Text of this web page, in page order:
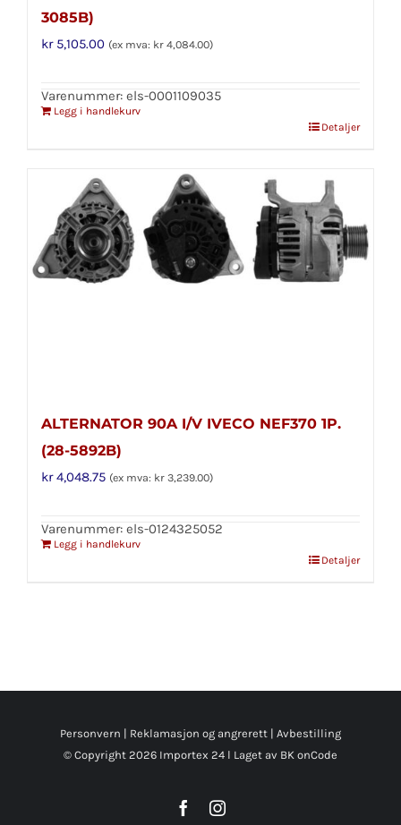
3085B)
kr5,105.00 (ex mva: kr 4,084.00)
Varenummer: els-0001109035
Legg i handlekurv
Detaljer
ALTERNATOR 90A I/V IVECO NEF370 1P.
(28-5892B)
kr4,048.75 (ex mva: kr 3,239.00)
Varenummer: els-0124325052
Legg i handlekurv
Detaljer
Personvern | Reklamasjon og angrerett | Avbestilling
© Copyright 2026 Importex 24 l Laget av BK onCode
FacebookInstagram